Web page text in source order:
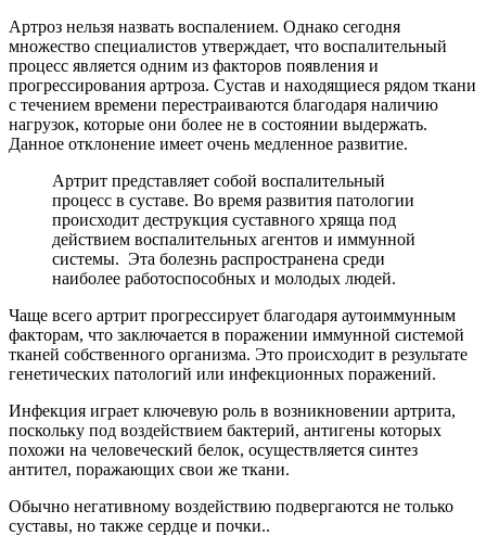
Артроз нельзя назвать воспалением. Однако сегодня
множество специалистов утверждает, что воспалительный
процесс является одним из факторов появления и
прогрессирования артроза. Сустав и находящиеся рядом ткани
с течением времени перестраиваются благодаря наличию
нагрузок, которые они более не в состоянии выдержать.
Данное отклонение имеет очень медленное развитие.
Артрит представляет собой воспалительный
процесс в суставе. Во время развития патологии
происходит деструкция суставного хряща под
действием воспалительных агентов и иммунной
системы. Эта болезнь распространена среди
наиболее работоспособных и молодых людей.
Чаще всего артрит прогрессирует благодаря аутоиммунным
факторам, что заключается в поражении иммунной системой
тканей собственного организма. Это происходит в результате
генетических патологий или инфекционных поражений.
Инфекция играет ключевую роль в возникновении артрита,
поскольку под воздействием бактерий, антигены которых
похожи на человеческий белок, осуществляется синтез
антител, поражающих свои же ткани.
Обычно негативному воздействию подвергаются не только
суставы, но также сердце и почки..